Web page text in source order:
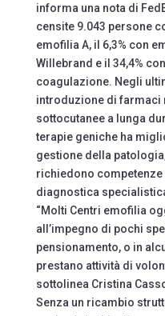
informa una nota di
censite 9.043 persone
emofilia A, il 6,3% con
Willebrand e il 34,4%
coagulazione. Negli
introduzione di farmaci
sottocutanee a lunga
terapie geniche ha
gestione della
richiedono competenze
diagnostica
“Molti Centri emofilia
all’impegno di pochi
pensionamento, o in
prestano attività di
sottolinea Cristina
Senza un ricambio